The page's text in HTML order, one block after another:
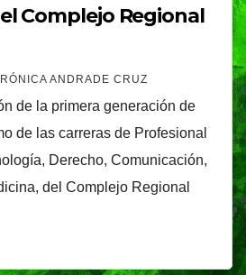
Complejo Regional
ANDRADE CRUZ
de la primera generación de
de las carreras de Profesional
Derecho, Comunicación,
del Complejo Regional